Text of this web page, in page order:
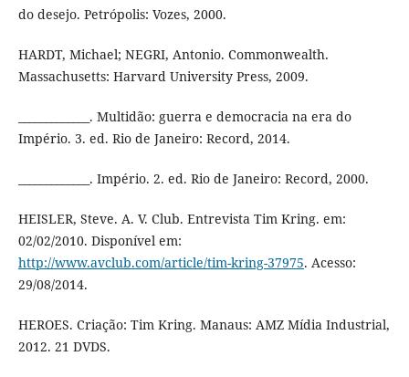
do desejo. Petrópolis: Vozes, 2000.
HARDT, Michael; NEGRI, Antonio. Commonwealth.
Massachusetts: Harvard University Press, 2009.
_____________. Multidão: guerra e democracia na era do
Império. 3. ed. Rio de Janeiro: Record, 2014.
_____________. Império. 2. ed. Rio de Janeiro: Record, 2000.
HEISLER, Steve. A. V. Club. Entrevista Tim Kring. em:
02/02/2010. Disponível em:
http://www.avclub.com/article/tim-kring-37975. Acesso:
29/08/2014.
HEROES. Criação: Tim Kring. Manaus: AMZ Mídia Industrial,
2012. 21 DVDS.